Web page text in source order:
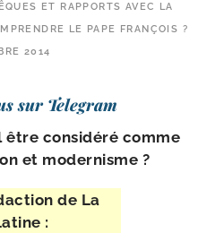
ET RAPPORTS AVEC LA
LE PAPE FRANÇOIS ?
2014
sur Telegram
être consi­dé­ré comme
et modernisme ?
de La
: